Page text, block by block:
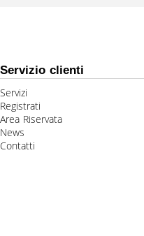
Servizio clienti
Servizi
Registrati
Area Riservata
News
Contatti